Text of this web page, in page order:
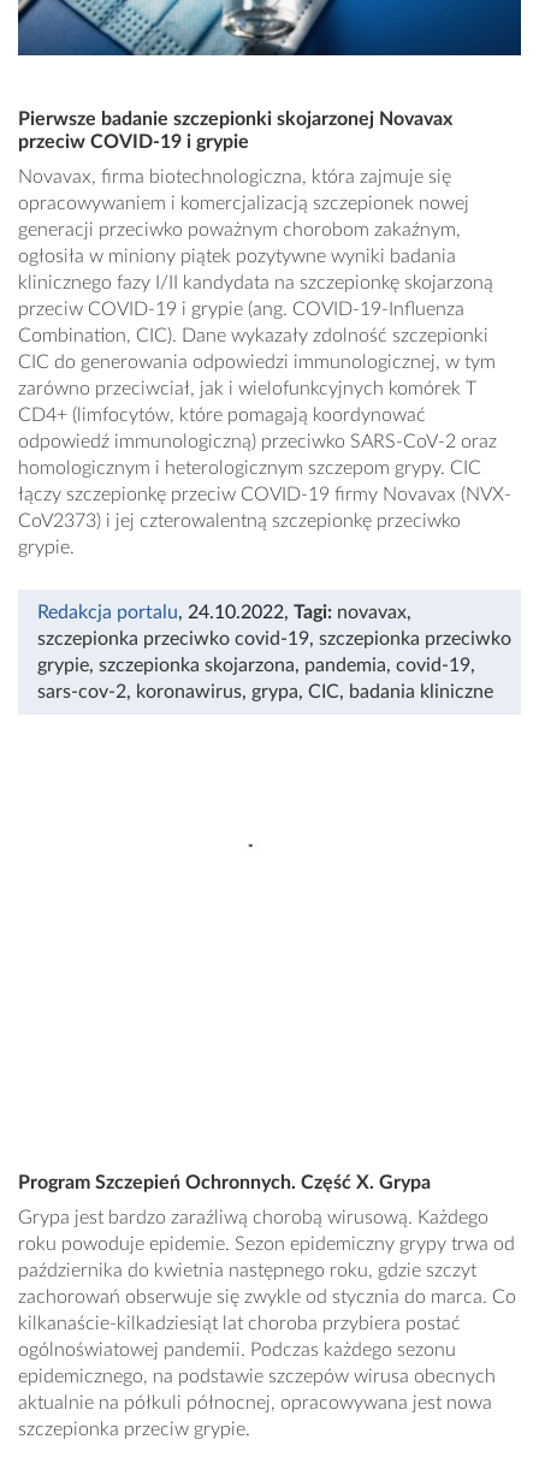
Pierwsze badanie szczepionki skojarzonej Novavax
przeciw COVID-19 i grypie
Novavax, firma biotechnologiczna, która zajmuje się
opracowywaniem i komercjalizacją szczepionek nowej
generacji przeciwko poważnym chorobom zakaźnym,
ogłosiła w miniony piątek pozytywne wyniki badania
klinicznego fazy I/II kandydata na szczepionkę skojarzoną
przeciw COVID-19 i grypie (ang. COVID-19-Influenza
Combination, CIC). Dane wykazały zdolność szczepionki
CIC do generowania odpowiedzi immunologicznej, w tym
zarówno przeciwciał, jak i wielofunkcyjnych komórek T
CD4+ (limfocytów, które pomagają koordynować
odpowiedź immunologiczną) przeciwko SARS-CoV-2 oraz
homologicznym i heterologicznym szczepom grypy. CIC
łączy szczepionkę przeciw COVID-19 firmy Novavax (NVX-
CoV2373) i jej czterowalentną szczepionkę przeciwko
grypie.
Redakcja portalu, 24.10.2022, Tagi: novavax,
szczepionka przeciwko covid-19, szczepionka przeciwko
grypie, szczepionka skojarzona, pandemia, covid-19,
sars-cov-2, koronawirus, grypa, CIC, badania kliniczne
Program Szczepień Ochronnych. Część X. Grypa
Grypa jest bardzo zaraźliwą chorobą wirusową. Każdego
roku powoduje epidemie. Sezon epidemiczny grypy trwa od
października do kwietnia następnego roku, gdzie szczyt
zachorowań obserwuje się zwykle od stycznia do marca. Co
kilkanaście-kilkadziesiąt lat choroba przybiera postać
ogólnoświatowej pandemii. Podczas każdego sezonu
epidemicznego, na podstawie szczepów wirusa obecnych
aktualnie na półkuli północnej, opracowywana jest nowa
szczepionka przeciw grypie.